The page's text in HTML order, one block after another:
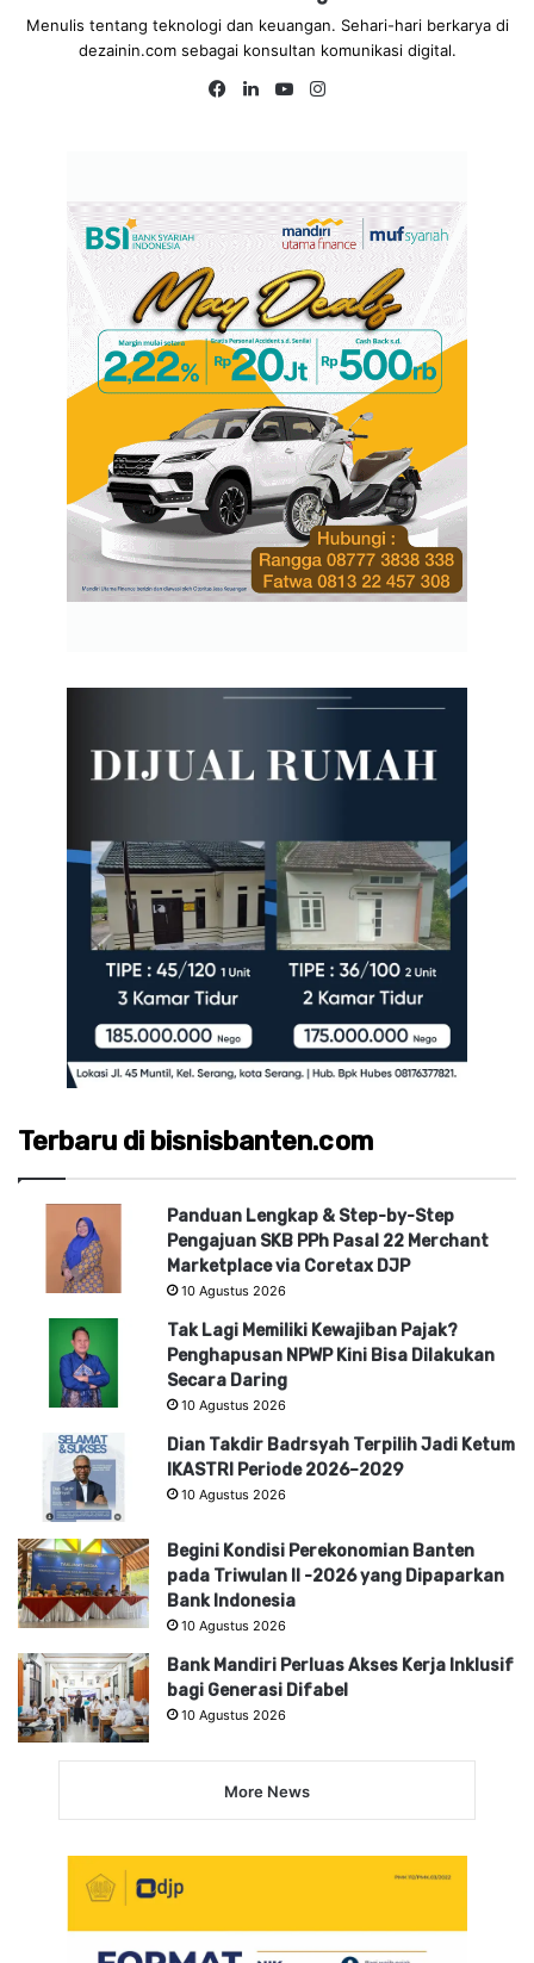
Menulis tentang teknologi dan keuangan. Sehari-hari berkarya di
dezainin.com sebagai konsultan komunikasi digital.
Fa
Lin
Yo
Terbaru di bisnisbanten.com
Panduan Lengkap & Step-by-Step
Pengajuan SKB PPh Pasal 22 Merchant
Marketplace via Coretax DJP
10 Agustus 2026
Tak Lagi Memiliki Kewajiban Pajak?
Penghapusan NPWP Kini Bisa Dilakukan
Secara Daring
10 Agustus 2026
Dian Takdir Badrsyah Terpilih Jadi Ketum
IKASTRI Periode 2026–2029
10 Agustus 2026
Begini Kondisi Perekonomian Banten
pada Triwulan II -2026 yang Dipaparkan
Bank Indonesia
10 Agustus 2026
Bank Mandiri Perluas Akses Kerja Inklusif
bagi Generasi Difabel
10 Agustus 2026
More News